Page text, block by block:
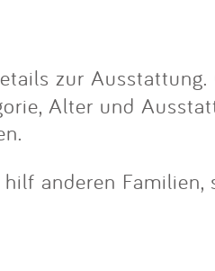
zur Ausstattung.
Alter und
anderen Familien,